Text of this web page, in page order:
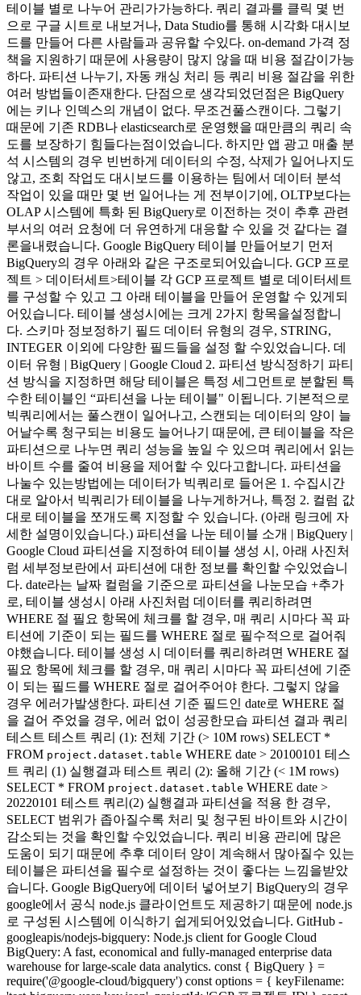
테이블 별로 나누어 관리가가능하다. 쿼리 결과를 클릭 몇 번
으로 구글 시트로 내보거나, Data Studio를 통해 시각화 대시보
드를 만들어 다른 사람들과 공유할 수있다. on-demand 가격 정
책을 지원하기 때문에 사용량이 많지 않을 때 비용 절감이가능
하다. 파티션 나누기, 자동 캐싱 처리 등 쿼리 비용 절감을 위한
여러 방법들이존재한다. 단점으로 생각되었던점은 BigQuery
에는 키나 인덱스의 개념이 없다. 무조건풀스캔이다. 그렇기
때문에 기존 RDB나 elasticsearch로 운영했을 때만큼의 쿼리 속
도를 보장하기 힘들다는점이었습니다. 하지만 앱 광고 매출 분
석 시스템의 경우 빈번하게 데이터의 수정, 삭제가 일어나지도
않고, 조회 작업도 대시보드를 이용하는 팀에서 데이터 분석
작업이 있을 때만 몇 번 일어나는 게 전부이기에, OLTP보다는
OLAP 시스템에 특화 된 BigQuery로 이전하는 것이 추후 관련
부서의 여러 요청에 더 유연하게 대응할 수 있을 것 같다는 결
론을내렸습니다. Google BigQuery 테이블 만들어보기 먼저
BigQuery의 경우 아래와 같은 구조로되어있습니다. GCP 프로
젝트 > 데이터세트>테이블 각 GCP 프로젝트 별로 데이터세트
를 구성할 수 있고 그 아래 테이블을 만들어 운영할 수 있게되
어있습니다. 테이블 생성시에는 크게 2가지 항목을설정합니
다. 스키마 정보정하기 필드 데이터 유형의 경우, STRING,
INTEGER 이외에 다양한 필드들을 설정 할 수있었습니다. 데
이터 유형 | BigQuery | Google Cloud 2. 파티션 방식정하기 파티
션 방식을 지정하면 해당 테이블은 특정 세그먼트로 분할된 특
수한 테이블인 “파티션을 나눈 테이블" 이됩니다. 기본적으로
빅쿼리에서는 풀스캔이 일어나고, 스캔되는 데이터의 양이 늘
어날수록 청구되는 비용도 늘어나기 때문에, 큰 테이블을 작은
파티션으로 나누면 쿼리 성능을 높일 수 있으며 쿼리에서 읽는
바이트 수를 줄여 비용을 제어할 수 있다고합니다. 파티션을
나눌수 있는방법에는 데이터가 빅쿼리로 들어온 1. 수집시간
대로 알아서 빅쿼리가 테이블을 나누게하거나, 특정 2. 컬럼 값
대로 테이블을 쪼개도록 지정할 수 있습니다. (아래 링크에 자
세한 설명이있습니다.) 파티션을 나눈 테이블 소개 | BigQuery |
Google Cloud 파티션을 지정하여 테이블 생성 시, 아래 사진처
럼 세부정보란에서 파티션에 대한 정보를 확인할 수있었습니
다. date라는 날짜 컬럼을 기준으로 파티션을 나눈모습 +추가
로, 테이블 생성시 아래 사진처럼 데이터를 쿼리하려면
WHERE 절 필요 항목에 체크를 할 경우, 매 쿼리 시마다 꼭 파
티션에 기준이 되는 필드를 WHERE 절로 필수적으로 걸어줘
야했습니다. 테이블 생성 시 데이터를 쿼리하려면 WHERE 절
필요 항목에 체크를 할 경우, 매 쿼리 시마다 꼭 파티션에 기준
이 되는 필드를 WHERE 절로 걸어주어야 한다. 그렇지 않을
경우 에러가발생한다. 파티션 기준 필드인 date로 WHERE 절
을 걸어 주었을 경우, 에러 없이 성공한모습 파티션 결과 쿼리
테스트 테스트 쿼리 (1): 전체 기간 (> 10M rows) SELECT *
FROM project.dataset.table WHERE date > 20100101 테스
트 쿼리 (1) 실행결과 테스트 쿼리 (2): 올해 기간 (< 1M rows)
SELECT * FROM project.dataset.table WHERE date >
20220101 테스트 쿼리(2) 실행결과 파티션을 적용 한 경우,
SELECT 범위가 좁아질수록 처리 및 청구된 바이트와 시간이
감소되는 것을 확인할 수있었습니다. 쿼리 비용 관리에 많은
도움이 되기 때문에 추후 데이터 양이 계속해서 많아질수 있는
테이블은 파티션을 필수로 설정하는 것이 좋다는 느낌을받았
습니다. Google BigQuery에 데이터 넣어보기 BigQuery의 경우
google에서 공식 node.js 클라이언트도 제공하기 때문에 node.js
로 구성된 시스템에 이식하기 쉽게되어있었습니다. GitHub -
googleapis/nodejs-bigquery: Node.js client for Google Cloud
BigQuery: A fast, economical and fully-managed enterprise data
warehouse for large-scale data analytics. const { BigQuery } =
require('@google-cloud/bigquery') const options = { keyFilename: